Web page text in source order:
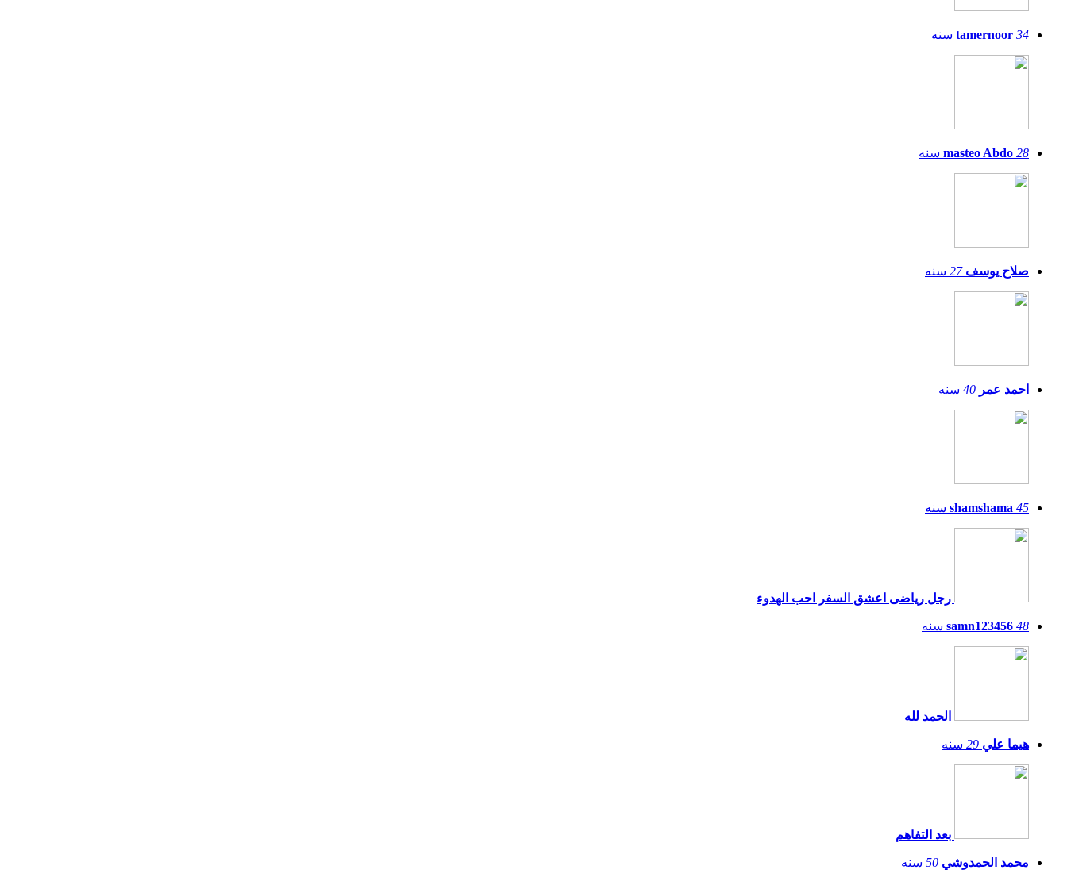
tamernoor 34 سنه
masteo Abdo 28 سنه
صلاح يوسف 27 سنه
احمد عمر 40 سنه
shamshama 45 سنه
رجل رياضى اعشق السفر احب الهدوء
samn123456 48 سنه
الحمد لله
هيما علي 29 سنه
بعد التفاهم
محمد الحمدوشي 50 سنه